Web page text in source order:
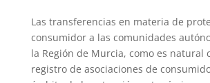
Las transferencias en materia de
consumidor a las comunidades
la Región de Murcia, como es natural
registro de asociaciones de